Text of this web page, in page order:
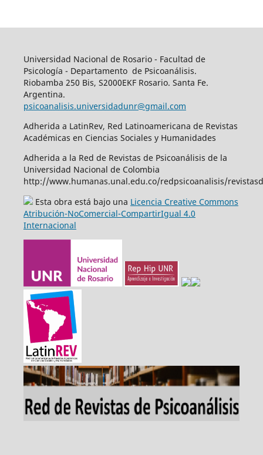
Universidad Nacional de Rosario - Facultad de
Psicología - Departamento de Psicoanálisis.
Riobamba 250 Bis, S2000EKF Rosario. Santa Fe.
Argentina.
psicoanalisis.universidadunr@gmail.com
Adherida a LatinRev, Red Latinoamericana de Revistas
Académicas en Ciencias Sociales y Humanidades
Adherida a la Red de Revistas de Psicoanálisis de la
Universidad Nacional de Colombia
http://www.humanas.unal.edu.co/redpsicoanalisis/
Esta obra está bajo una Licencia Creative Commons
Atribución-NoComercial-CompartirIgual 4.0
Internacional